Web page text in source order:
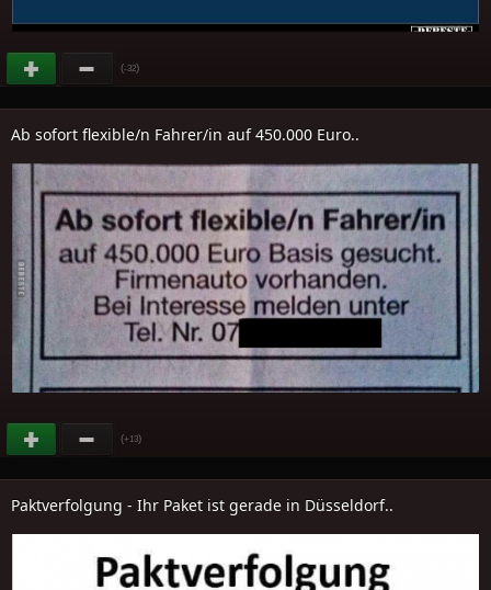
(-32)
Ab sofort flexible/n Fahrer/in auf 450.000 Euro..
(+13)
Paktverfolgung - Ihr Paket ist gerade in Düsseldorf..